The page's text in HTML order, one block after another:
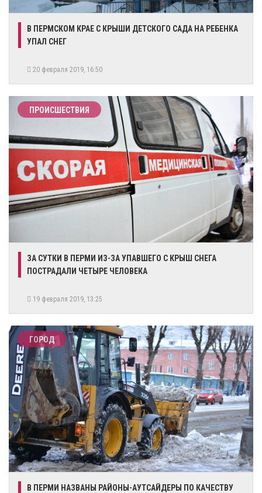
В ПЕРМСКОМ КРАЕ С КРЫШИ ДЕТСКОГО САДА НА РЕБЕНКА
УПАЛ СНЕГ
20 февраля 2019, 16:50
ПРОИСШЕСТВИЯ
ЗА СУТКИ В ПЕРМИ ИЗ-ЗА УПАВШЕГО С КРЫШ СНЕГА
ПОСТРАДАЛИ ЧЕТЫРЕ ЧЕЛОВЕКА
19 февраля 2019, 13:25
ГОРОД
В ПЕРМИ НАЗВАНЫ РАЙОНЫ-АУТСАЙДЕРЫ ПО КАЧЕСТВУ